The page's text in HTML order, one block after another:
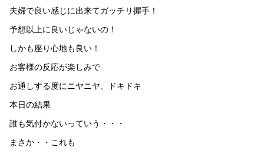
夫婦で良い感じに出来てガッチリ握手！
予想以上に良いじゃないの！
しかも座り心地も良い！
お客様の反応が楽しみで
お通しする度にニヤニヤ、ドキドキ
本日の結果
誰も気付かないっていう・・・
まさか・・これも